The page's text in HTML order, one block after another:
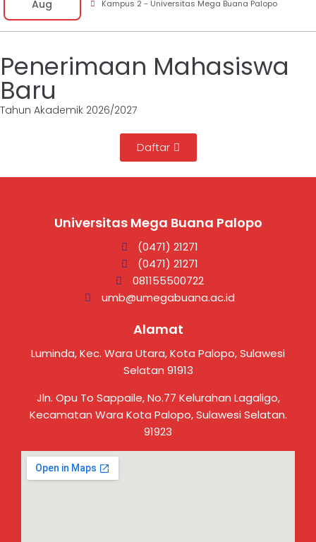
Aug
Kampus 2 - Universitas Mega Buana Palopo
Penerimaan Mahasiswa
Baru
Tahun Akademik 2026/2027
Daftar
Universitas Mega Buana Palopo
(0471) 21271
(0471) 21271
081155500722
umb@umegabuana.ac.id
Alamat
Luminda, Kec. Wara Utara, Kota Palopo, Sulawesi
Selatan 91913
Jln. Opu To Sappaile, No.77 Kelurahan Lagaligo,
Kecamatan Wara Kota Palopo, Sulawesi Selatan.
91923